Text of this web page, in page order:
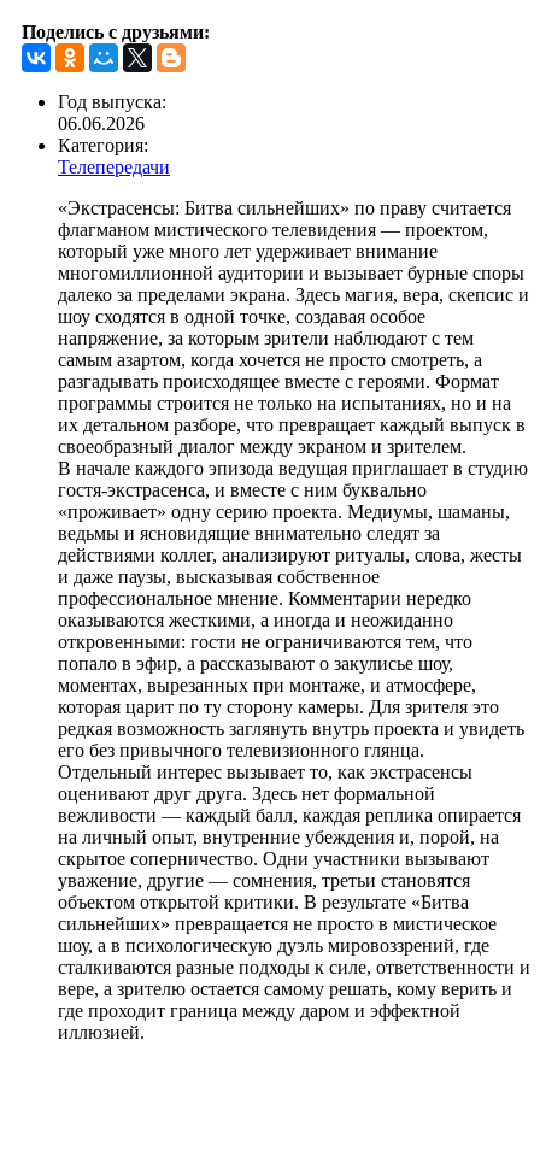
Поделись с друзьями:
Год выпуска:
06.06.2026
Категория:
Телепередачи
«Экстрасенсы: Битва сильнейших» по праву считается
флагманом мистического телевидения — проектом,
который уже много лет удерживает внимание
многомиллионной аудитории и вызывает бурные споры
далеко за пределами экрана. Здесь магия, вера, скепсис и
шоу сходятся в одной точке, создавая особое
напряжение, за которым зрители наблюдают с тем
самым азартом, когда хочется не просто смотреть, а
разгадывать происходящее вместе с героями. Формат
программы строится не только на испытаниях, но и на
их детальном разборе, что превращает каждый выпуск в
своеобразный диалог между экраном и зрителем.
В начале каждого эпизода ведущая приглашает в студию
гостя-экстрасенса, и вместе с ним буквально
«проживает» одну серию проекта. Медиумы, шаманы,
ведьмы и ясновидящие внимательно следят за
действиями коллег, анализируют ритуалы, слова, жесты
и даже паузы, высказывая собственное
профессиональное мнение. Комментарии нередко
оказываются жесткими, а иногда и неожиданно
откровенными: гости не ограничиваются тем, что
попало в эфир, а рассказывают о закулисье шоу,
моментах, вырезанных при монтаже, и атмосфере,
которая царит по ту сторону камеры. Для зрителя это
редкая возможность заглянуть внутрь проекта и увидеть
его без привычного телевизионного глянца.
Отдельный интерес вызывает то, как экстрасенсы
оценивают друг друга. Здесь нет формальной
вежливости — каждый балл, каждая реплика опирается
на личный опыт, внутренние убеждения и, порой, на
скрытое соперничество. Одни участники вызывают
уважение, другие — сомнения, третьи становятся
объектом открытой критики. В результате «Битва
сильнейших» превращается не просто в мистическое
шоу, а в психологическую дуэль мировоззрений, где
сталкиваются разные подходы к силе, ответственности и
вере, а зрителю остается самому решать, кому верить и
где проходит граница между даром и эффектной
иллюзией.